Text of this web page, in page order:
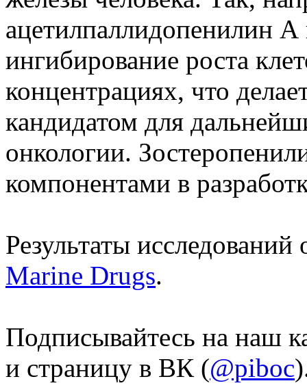
ацетилпаллидопенилин
ингибирование роста
концентрациях, что
кандидатом для
онкологии.
компонентами в
Результаты
Marine Drugs.
Подписывайтесь на наш
и страницу в ВК (@piboc